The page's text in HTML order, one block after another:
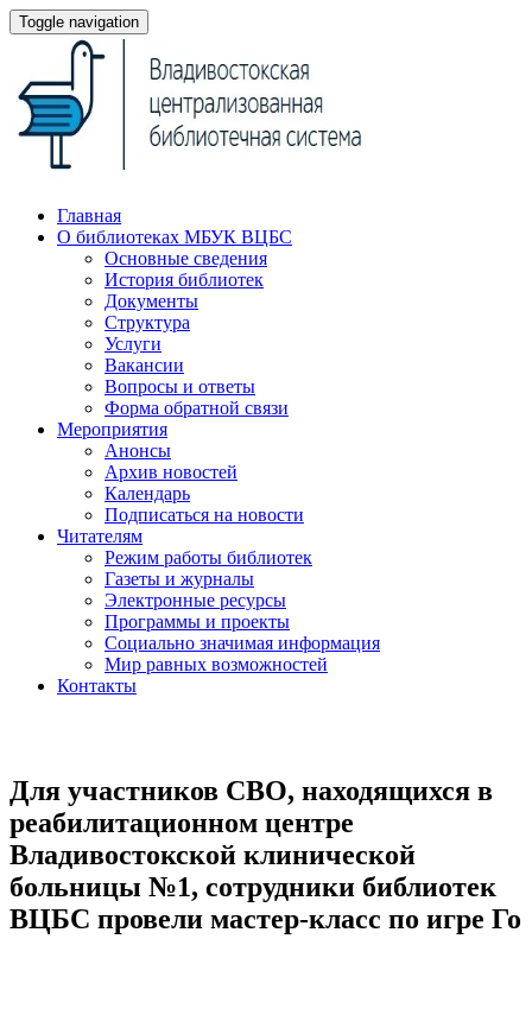
Toggle navigation
Главная
О библиотеках МБУК ВЦБС
Основные сведения
История библиотек
Документы
Структура
Услуги
Вакансии
Вопросы и ответы
Форма обратной связи
Мероприятия
Анонсы
Архив новостей
Календарь
Подписаться на новости
Читателям
Режим работы библиотек
Газеты и журналы
Электронные ресурсы
Программы и проекты
Социально значимая информация
Мир равных возможностей
Контакты
Для участников СВО, находящихся в
реабилитационном центре
Владивостокской клинической
больницы №1, сотрудники библиотек
ВЦБС провели мастер-класс по игре Го